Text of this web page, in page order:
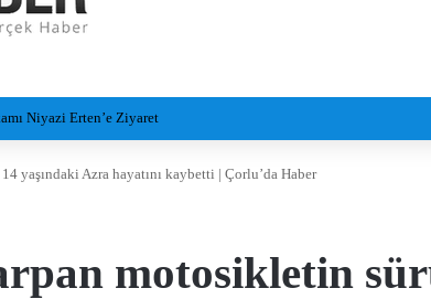
Olarak Hizmete Hazırlanıyor
yaşındaki Azra hayatını kaybetti | Çorlu’da Haber
motosikletin